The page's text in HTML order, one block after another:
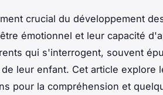
crucial du développement
émotionnel et leur capacité
qui s'interrogent, souvent
leur enfant. Cet article explore
pour la compréhension et